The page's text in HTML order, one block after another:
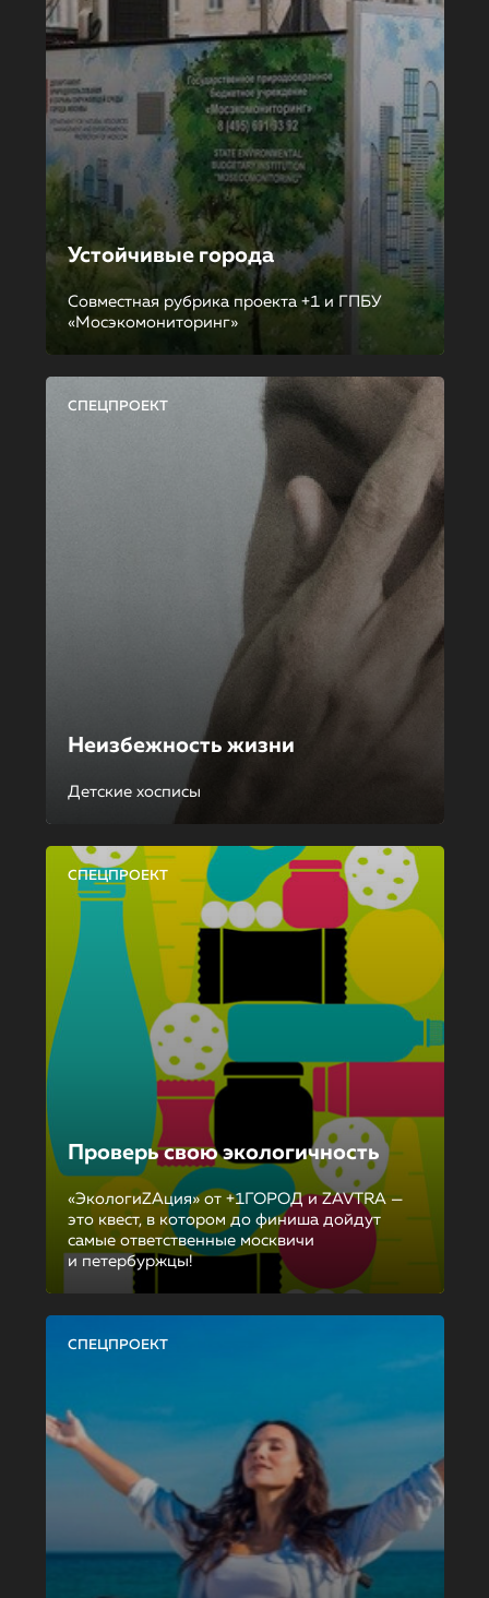
Устойчивые города
Совместная рубрика проекта +1 и ГПБУ
«Мосэкомониторинг»
СПЕЦПРОЕКТ
Неизбежность жизни
Детские хосписы
СПЕЦПРОЕКТ
Проверь свою экологичность
«ЭкологиZAция» от +1ГОРОД и ZAVTRA —
это квест, в котором до финиша дойдут
самые ответственные москвичи
и петербуржцы!
СПЕЦПРОЕКТ